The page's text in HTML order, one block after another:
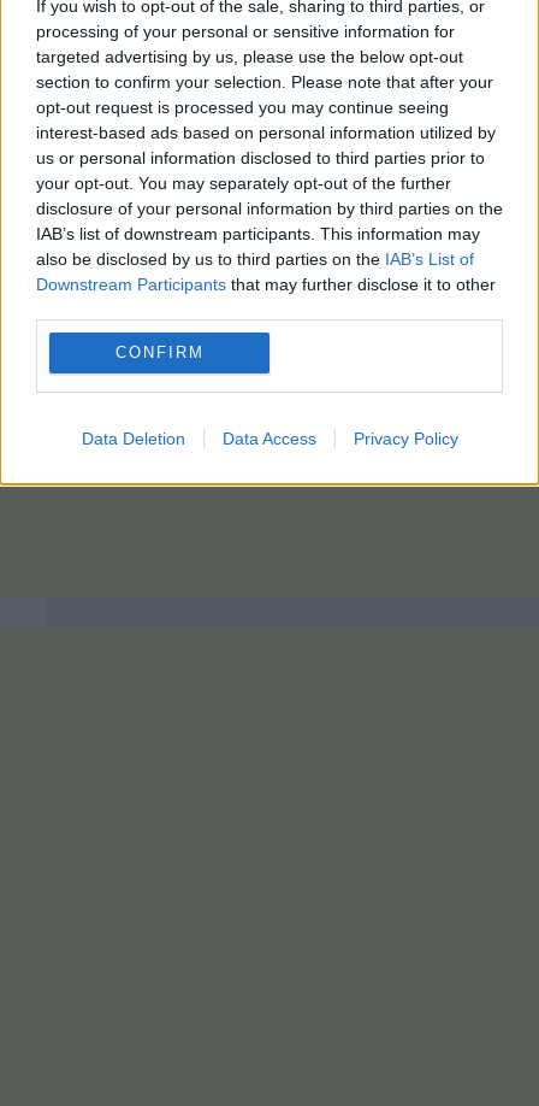
If you wish to opt-out of the sale, sharing to third parties, or
processing of your personal or sensitive information for
targeted advertising by us, please use the below opt-out
section to confirm your selection. Please note that after your
opt-out request is processed you may continue seeing
interest-based ads based on personal information utilized by
us or personal information disclosed to third parties prior to
your opt-out. You may separately opt-out of the further
disclosure of your personal information by third parties on the
IAB’s list of downstream participants. This information may
also be disclosed by us to third parties on the IAB’s List of
Downstream Participants that may further disclose it to other
CONFIRM
Data Deletion Data Access Privacy Policy